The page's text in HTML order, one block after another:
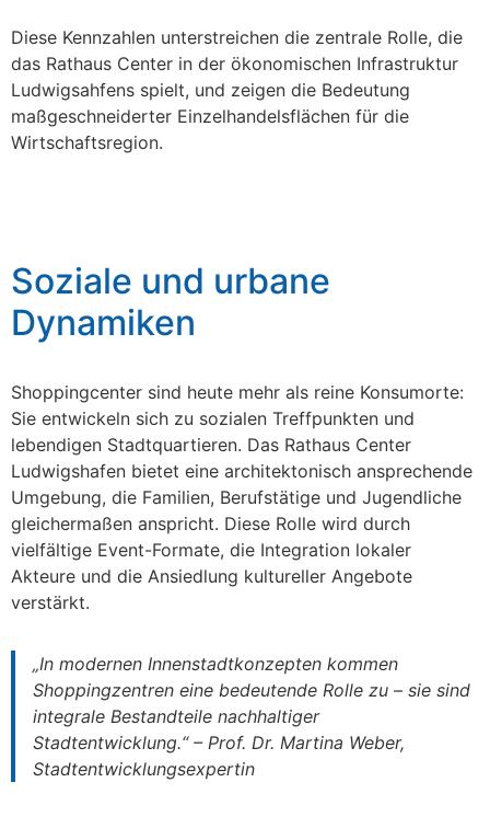
Diese Kennzahlen unterstreichen die zentrale Rolle, die
das Rathaus Center in der ökonomischen Infrastruktur
Ludwigsahfens spielt, und zeigen die Bedeutung
maßgeschneiderter Einzelhandelsflächen für die
Wirtschaftsregion.
Soziale und urbane
Dynamiken
Shoppingcenter sind heute mehr als reine Konsumorte:
Sie entwickeln sich zu sozialen Treffpunkten und
lebendigen Stadtquartieren. Das Rathaus Center
Ludwigshafen bietet eine architektonisch ansprechende
Umgebung, die Familien, Berufstätige und Jugendliche
gleichermaßen anspricht. Diese Rolle wird durch
vielfältige Event-Formate, die Integration lokaler
Akteure und die Ansiedlung kultureller Angebote
verstärkt.
„In modernen Innenstadtkonzepten kommen
Shoppingzentren eine bedeutende Rolle zu – sie sind
integrale Bestandteile nachhaltiger
Stadtentwicklung.“ – Prof. Dr. Martina Weber,
Stadtentwicklungsexpertin